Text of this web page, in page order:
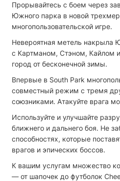
Прорывайтесь с боем через
Южного парка в новой
многопользовательской игре.
Невероятная метель
с Картманом, Стэном, Кайлом
город от бесконечной зимы.
Впервые в South Park
совместный режим с тремя
союзниками. Атакуйте врага
Используйте и улучшайте
ближнего и дальнего боя. Не
способностях, которые
врагов и эпических боссов.
К вашим услугам множество
— от шапочек до футболок